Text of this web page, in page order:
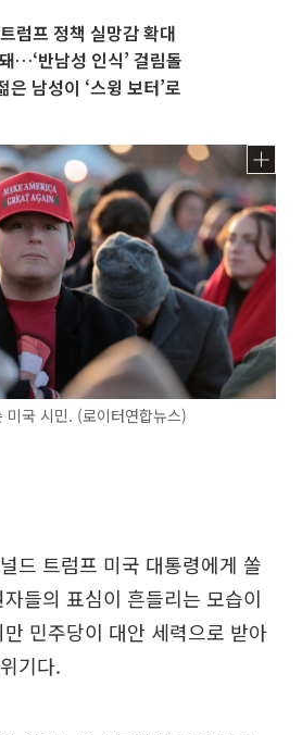
럼프 정책 실망감 확대
…‘반남성 인식’ 걸림돌
남성이 ‘스윙 보터’로
국 시민. (로이터연합뉴스)
드 트럼프 미국 대통령에게 쏠
들의 표심이 흔들리는 모습이
민주당이 대안 세력으로 받아
기다.